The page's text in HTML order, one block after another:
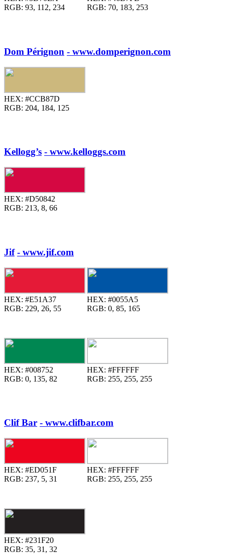
RGB: 93, 112, 234
RGB: 70, 183, 253
Dom Pérignon - www.domperignon.com
HEX: #CCB87D
RGB: 204, 184, 125
Kellogg’s - www.kelloggs.com
HEX: #D50842
RGB: 213, 8, 66
Jif - www.jif.com
HEX: #E51A37
RGB: 229, 26, 55
HEX: #0055A5
RGB: 0, 85, 165
HEX: #008752
RGB: 0, 135, 82
HEX: #FFFFFF
RGB: 255, 255, 255
Clif Bar - www.clifbar.com
HEX: #ED051F
RGB: 237, 5, 31
HEX: #FFFFFF
RGB: 255, 255, 255
HEX: #231F20
RGB: 35, 31, 32